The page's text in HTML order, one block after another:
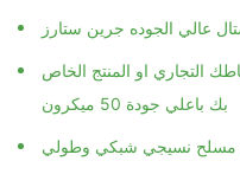
التجاري او المنتج الخاص
بك باعلي جودة 50 ميكرون
مسلح نسيجي شبكي وطولي